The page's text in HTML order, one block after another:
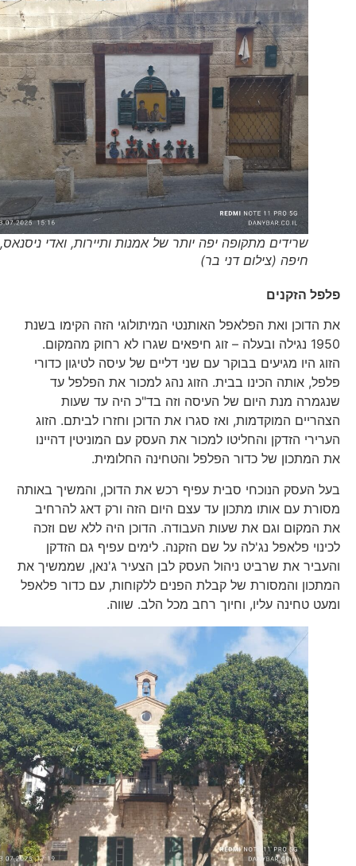
שרידים מתקופה יפה יותר של אמנות ותיירות, ואדי ניסנאס,
חיפה (צילום דני בר)
פלפל הזקנים
את הדוכן ואת הפלאפל האותנטי המיתולוגי הזה הקימו בשנת
1950 נגילה ובעלה – זוג חיפאים שגרו לא רחוק מהמקום.
הזוג היו מגיעים בבוקר עם שני דליים של עיסה לטיגון כדורי
פלפל, אותה הכינו בבית. הזוג נהג למכור את הפלפל עד
שנגמרה מנת היום של העיסה וזה בד"כ היה עד שעות
הצהריים המוקדמות, ואז סגרו את הדוכן וחזרו לביתם. הזוג
הערירי הזדקן והחליטו למכור את העסק עם המוניטין דהיינו
את המתכון של כדור הפלפל והטחינה החלומית.
בעל העסק הנוכחי סבית עפיף רכש את הדוכן, והמשיך באותה
מסורת עם אותו מתכון עד עצם היום הזה ורק דאג להרחיב
את המקום וגם את שעות העבודה. הדוכן היה ללא שם וזכה
לכינוי פלאפל נג'לה על שם הזקנה. לימים עפיף גם הזדקן
והעביר את שרביט ניהול העסק לבן הצעיר ג'נאן, שממשיך את
המתכון והמסורת של קבלת הפנים ללקוחות, עם כדור פלאפל
ומעט טחינה עליו, וחיוך רחב מכל הלב. שווה.